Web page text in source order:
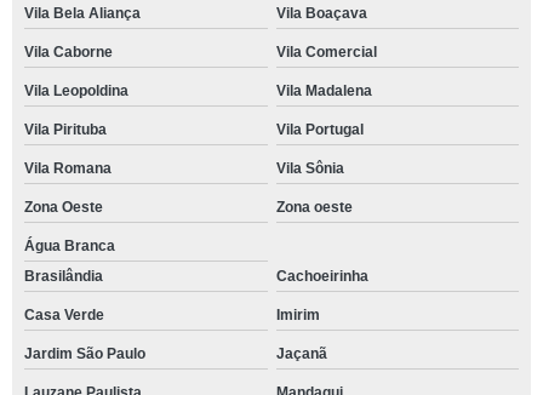
Vila Bela Aliança Vila Boaçava
Vila Caborne Vila Comercial
Vila Leopoldina Vila Madalena
Vila Pirituba Vila Portugal
Vila Romana Vila Sônia
Zona Oeste Zona oeste
Água Branca
Brasilândia
Cachoeirinha
Casa Verde Imirim
Jardim São Paulo Jaçanã